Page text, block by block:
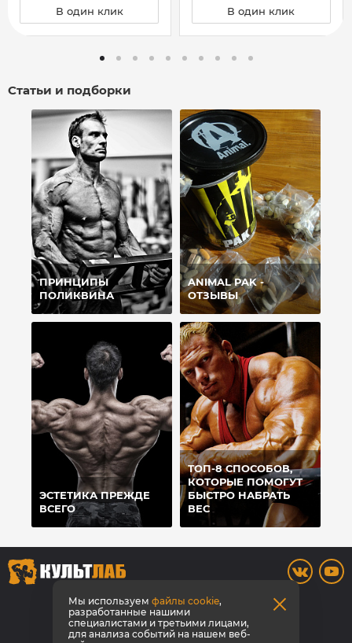
В один клик В один клик
Статьи и подборки
ПРИНЦИПЫ
ПОЛИКВИНА
ANIMAL PAK -
ОТЗЫВЫ
ЭСТЕТИКА ПРЕЖДЕ
ВСЕГО
ТОП-8 СПОСОБОВ,
КОТОРЫЕ ПОМОГУТ
БЫСТРО НАБРАТЬ
ВЕС
8 (3842) 446-373
Заказать звонок
Мы используемфайлы cookie,
разработанные нашими
специалистами и третьими лицами,
для анализа событий на нашем веб-